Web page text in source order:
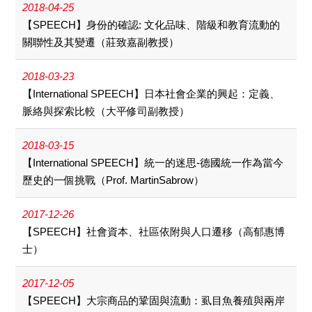
2018-04-25
【SPEECH】身份的確認: 文化品味、階級和教育流動的
關聯性及其變遷（莊致嘉副教授）
2018-03-23
【International SPEECH】日本社會企業的興起：定義、
脈絡與探索比較（大平修司副教授）
2018-03-15
【International SPEECH】統一的迷思-德國統一作為當今
歷史的一個挑戰（Prof. MartinSabrow）
2017-12-26
【SPEECH】社會資本、社區依附與人口遷移（高郁惠博
士）
2017-12-05
【SPEECH】大宗商品的鞏固與流動：虱目魚養殖與兩岸